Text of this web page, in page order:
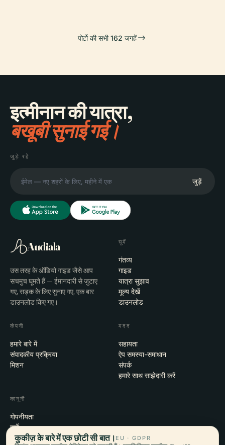
पोर्टो की सभी 162 जगहें
इत्मीनान की यात्रा,
बखूबी सुनाई गई।
जुड़े रहें
जुड़ें
Audiala
उस तरह के ऑडियो गाइड जैसे आप
सचमुच घूमते हैं — ईमानदारी से जुटाए
गए, सड़क के लिए सुनाए गए, एक बार
डाउनलोड किए गए।
घूमें
गंतव्य
गाइड
यात्रा सुझाव
मूल्य देखें
डाउनलोड
कंपनी
हमारे बारे में
संपादकीय प्रक्रिया
मिशन
मदद
सहायता
ऐप समस्या-समाधान
संपर्क
हमारे साथ साझेदारी करें
कानूनी
गोपनीयता
शर्तें
कुकी सेटिंग्स
कुकीज़ के बारे में एक छोटी सी बात। EU · GDPR